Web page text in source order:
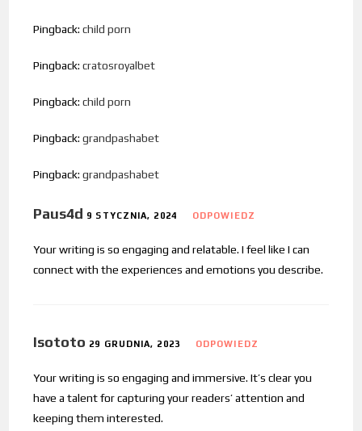
Pingback:child porn
Pingback:cratosroyalbet
Pingback:child porn
Pingback:grandpashabet
Pingback:grandpashabet
Paus4d 9 STYCZNIA, 2024 ODPOWIEDZ
Your writing is so engaging and relatable. I feel like I can
connect with the experiences and emotions you describe.
Isototo 29 GRUDNIA, 2023 ODPOWIEDZ
Your writing is so engaging and immersive. It’s clear you
have a talent for capturing your readers’ attention and
keeping them interested.